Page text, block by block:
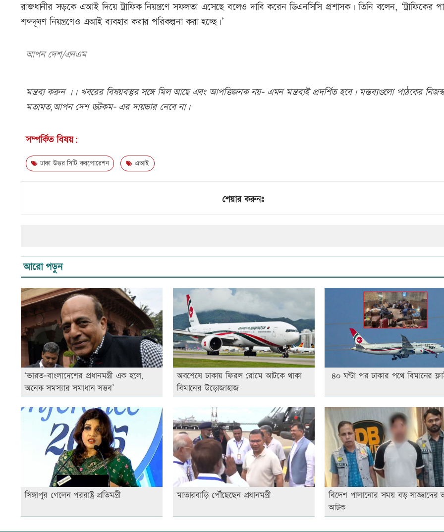
রাজধানীর সড়কে এআই দিয়ে ট্রাফিক নিয়ন্ত্রণে সফলতা এসেছে বলেও দাবি করেন ডিএনসিসি প্রশাসক। তিনি বলেন, ‘ট্রাফিকের
শব্দদূষণ নিয়ন্ত্রণেও এআই ব্যবহার করার পরিকল্পনা করা হচ্ছে।’
আপন দেশ/এনএম
মন্তব্য করুন ।। খবরের বিষয়বস্তুর সঙ্গে মিল আছে এবং আপত্তিজনক নয়- এমন মন্তব্যই প্রদর্শিত হবে। মন্তব্যগুলো পাঠকের নিজস্ব
মতামত,আপন দেশ ডটকম- এর দায়ভার নেবে না।
সম্পর্কিত বিষয়:
ঢাকা উত্তর সিটি করপোরেশন এআই
শেয়ার করুনঃ
আরো পড়ুন
‘ভারত-বাংলাদেশের প্রধানমন্ত্রী এক হলে,
অনেক সমস্যার সমাধান সম্ভব’
অবশেষে ঢাকায় ফিরল রোমে আটকে থাকা
বিমানের উড়োজাহাজ
৪০ ঘণ্টা পর ঢাকার পথে বিমানের
সিঙ্গাপুর গেলেন পররাষ্ট্র প্রতিমন্ত্রী মাতারবাড়ি পৌঁছেছেন প্রধানমন্ত্রী
বিদেশ পালানোর সময় বড় সাজ্জাদের
আটক